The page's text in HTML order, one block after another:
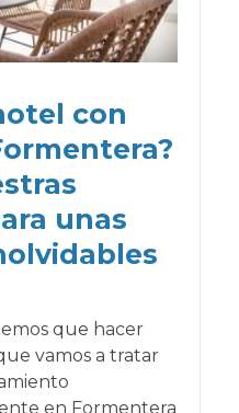
con
unas
que hacer
vamos a tratar
en Formentera